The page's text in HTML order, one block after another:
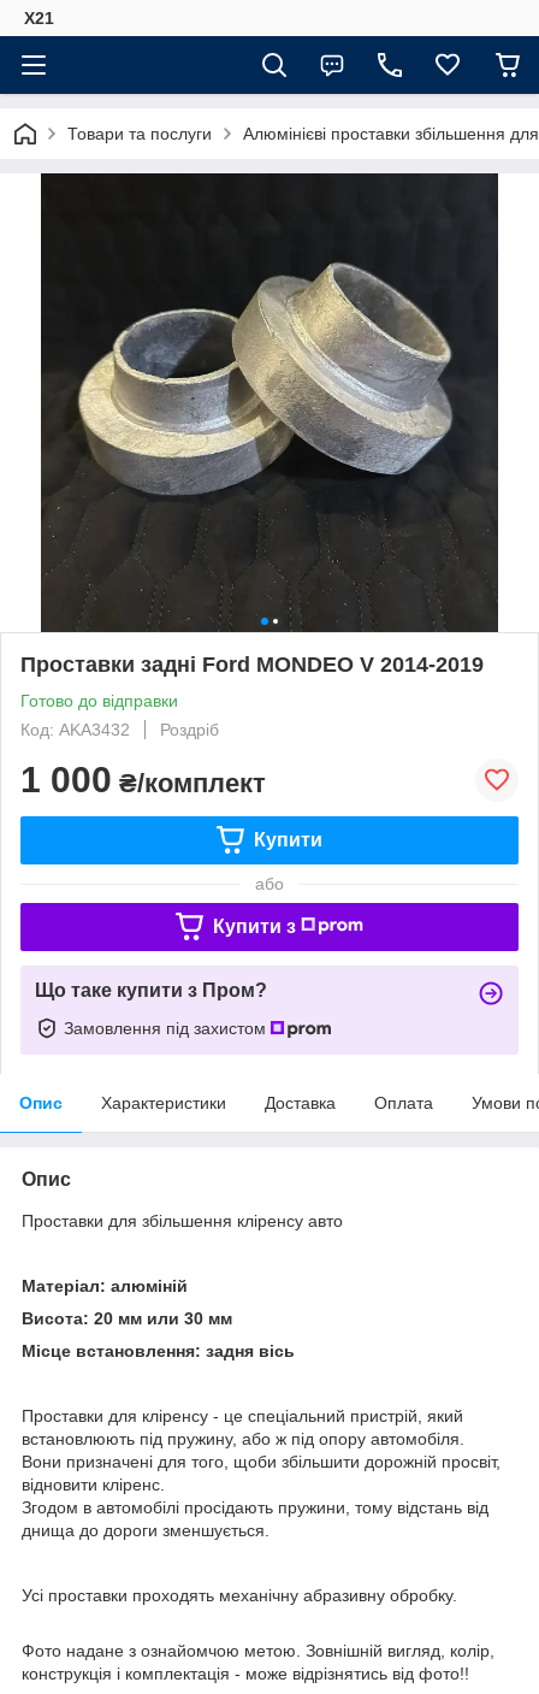
Х21
Товари та послуги Алюмінієві проставки збільшення
Проставки задні Ford MONDEO V 2014-2019
Готово до відправки
Код: AKA3432
Роздріб
1 000 ₴/комплект
Купити
або
Купити з
Що таке купити з Пром?
Замовлення під захистом
Опис Характеристики Доставка Оплата Умови
Опис
Проставки для збільшення кліренсу авто
Матеріал: алюміній
Висота: 20 мм или 30 мм
Місце встановлення: задня вісь
Проставки для кліренсу - це спеціальний пристрій, який
встановлюють під пружину, або ж під опору автомобіля.
Вони призначені для того, щоби збільшити дорожній просвіт,
відновити кліренс.
Згодом в автомобілі просідають пружини, тому відстань від
днища до дороги зменшується.
Усі проставки проходять механічну абразивну обробку.
Фото надане з ознайомчою метою. Зовнішній вигляд, колір,
конструкція і комплектація - може відрізнятись від фото!!